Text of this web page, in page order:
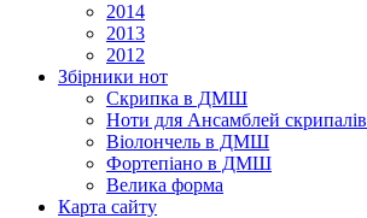
2014
2013
2012
Збірники нот
Скрипка в ДМШ
Ноти для Ансамблей скрипалів
Віолончель в ДМШ
Фортепіано в ДМШ
Велика форма
Карта сайту